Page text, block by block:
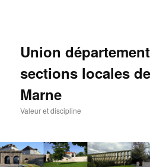
Union
sections locales
Marne
Valeur et discipline